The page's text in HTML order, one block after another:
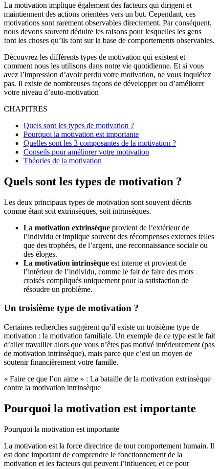
La motivation implique également des facteurs qui dirigent et
maintiennent des actions orientées vers un but. Cependant, ces
motivations sont rarement observables directement. Par conséquent,
nous devons souvent déduire les raisons pour lesquelles les gens
font les choses qu’ils font sur la base de comportements observables.
Découvrez les différents types de motivation qui existent et
comment nous les utilisons dans notre vie quotidienne. Et si vous
avez l’impression d’avoir perdu votre motivation, ne vous inquiétez
pas. Il existe de nombreuses façons de développer ou d’améliorer
votre niveau d’auto-motivation
CHAPITRES
Quels sont les types de motivation ?
Pourquoi la motivation est importante
Quelles sont les 3 composantes de la motivation ?
Conseils pour améliorer votre motivation
Théories de la motivation
Quels sont les types de motivation ?
Les deux principaux types de motivation sont souvent décrits
comme étant soit extrinsèques, soit intrinsèques.
La motivation extrinsèque provient de l’extérieur de
l’individu et implique souvent des récompenses externes telles
que des trophées, de l’argent, une reconnaissance sociale ou
des éloges.
La motivation intrinsèque est interne et provient de
l’intérieur de l’individu, comme le fait de faire des mots
croisés compliqués uniquement pour la satisfaction de
résoudre un problème.
Un troisième type de motivation ?
Certaines recherches suggèrent qu’il existe un troisième type de
motivation : la motivation familiale. Un exemple de ce type est le fait
d’aller travailler alors que vous n’êtes pas motivé intérieurement (pas
de motivation intrinsèque), mais parce que c’est un moyen de
soutenir financièrement votre famille.
« Faire ce que l’on aime » : La bataille de la motivation extrinsèque
contre la motivation intrinsèque
Pourquoi la motivation est importante
Pourquoi la motivation est importante
La motivation est la force directrice de tout comportement humain. Il
est donc important de comprendre le fonctionnement de la
motivation et les facteurs qui peuvent l’influencer, et ce pour